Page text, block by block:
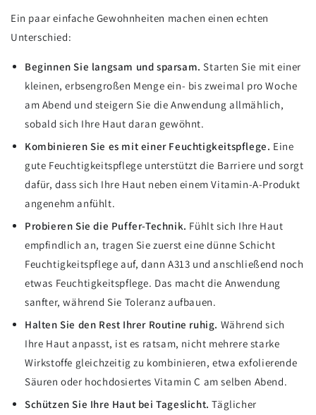
Ein paar einfache Gewohnheiten machen einen echten
Unterschied:
Beginnen Sie langsam und sparsam. Starten Sie mit einer
kleinen, erbsengroßen Menge ein- bis zweimal pro Woche
am Abend und steigern Sie die Anwendung allmählich,
sobald sich Ihre Haut daran gewöhnt.
Kombinieren Sie es mit einer Feuchtigkeitspflege. Eine
gute Feuchtigkeitspflege unterstützt die Barriere und sorgt
dafür, dass sich Ihre Haut neben einem Vitamin-A-Produkt
angenehm anfühlt.
Probieren Sie die Puffer-Technik. Fühlt sich Ihre Haut
empfindlich an, tragen Sie zuerst eine dünne Schicht
Feuchtigkeitspflege auf, dann A313 und anschließend noch
etwas Feuchtigkeitspflege. Das macht die Anwendung
sanfter, während Sie Toleranz aufbauen.
Halten Sie den Rest Ihrer Routine ruhig. Während sich
Ihre Haut anpasst, ist es ratsam, nicht mehrere starke
Wirkstoffe gleichzeitig zu kombinieren, etwa exfolierende
Säuren oder hochdosiertes Vitamin C am selben Abend.
Schützen Sie Ihre Haut bei Tageslicht. Täglicher